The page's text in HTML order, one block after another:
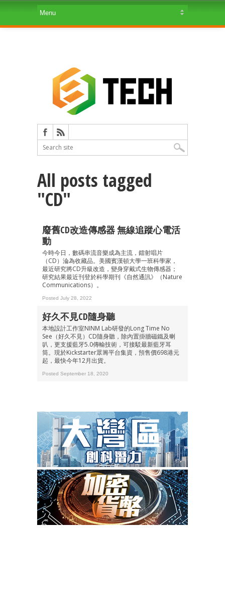
All posts tagged
"CD"
廢舊CD改造傳感器 無線追蹤心電活
動
今時今日，數碼串流音樂成為主流，鐳射唱片
（CD）淪為收藏品。美國賓漢頓大學一班科學家，
最近研究將CD升級改造，變身穿戴式生物傳感器；
研究結果最近刊登於科學期刊《自然通訊》（Nature
Communications）。
Posted July 28, 2022
好久不見CD隨身聽
本地設計工作室NINM Lab研發的Long Time No
See（好久不見）CD隨身聽，除內置掛牆磁鐵及喇
叭，更支援藍牙5.0傳輸技術，可接駁最新藍牙耳
筒。現於Kickstarter眾籌平台集資，預售價698港元
起，最快今年12月出貨。
Posted September 18, 2020